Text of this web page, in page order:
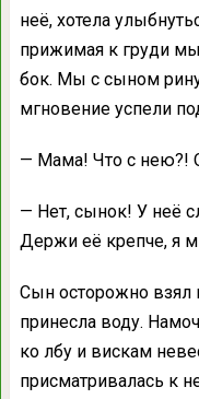
неё, хотела
прижимая к груди
бок. Мы с сыном
мгновение успели
— Мама! Что с нею?!
— Нет, сынок! У неё
Держи её крепче, я
Сын осторожно взял
принесла воду.
ко лбу и вискам
присматривалась к